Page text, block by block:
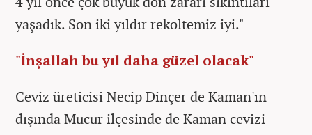
yaşadık. Son iki yıldır rekoltemiz iyi."
"İnşallah bu yıl daha güzel olacak"
Ceviz üreticisi Necip Dinçer de Kaman'ın
dışında Mucur ilçesinde de Kaman cevizi